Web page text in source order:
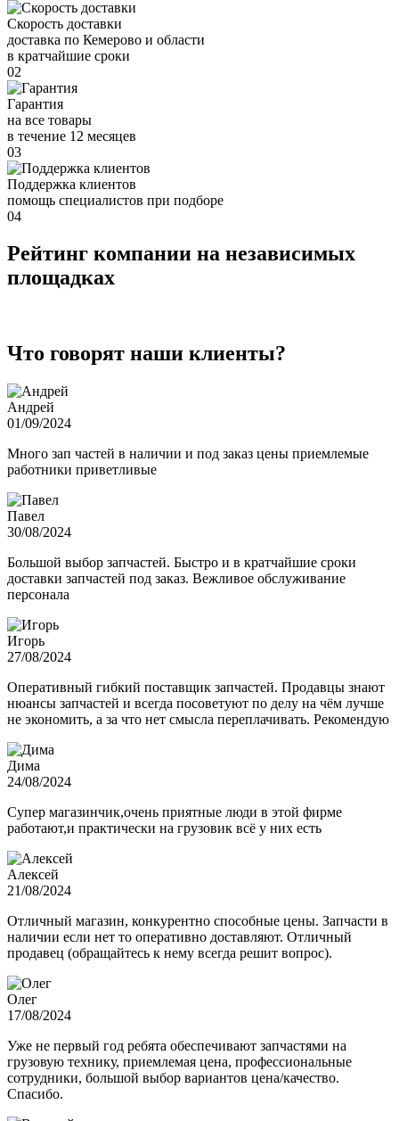
Скорость доставки
доставка по Кемерово и области
в кратчайшие сроки
02
Гарантия
на все товары
в течение 12 месяцев
03
Поддержка клиентов
помощь специалистов при подборе
04
Рейтинг компании на независимых
площадках
Что говорят наши клиенты?
Андрей
01/09/2024
Много зап частей в наличии и под заказ цены приемлемые
работники приветливые
Павел
30/08/2024
Большой выбор запчастей. Быстро и в кратчайшие сроки
доставки запчастей под заказ. Вежливое обслуживание
персонала
Игорь
27/08/2024
Оперативный гибкий поставщик запчастей. Продавцы знают
нюансы запчастей и всегда посоветуют по делу на чём лучше
не экономить, а за что нет смысла переплачивать. Рекомендую
Дима
24/08/2024
Супер магазинчик,очень приятные люди в этой фирме
работают,и практически на грузовик всё у них есть
Алексей
21/08/2024
Отличный магазин, конкурентно способные цены. Запчасти в
наличии если нет то оперативно доставляют. Отличный
продавец (обращайтесь к нему всегда решит вопрос).
Олег
17/08/2024
Уже не первый год ребята обеспечивают запчастями на
грузовую технику, приемлемая цена, профессиональные
сотрудники, большой выбор вариантов цена/качество.
Спасибо.